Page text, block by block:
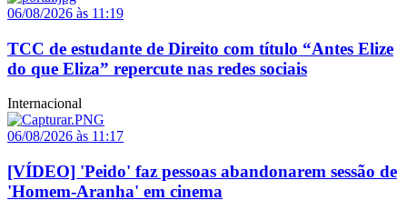
06/08/2026 às 11:19
TCC de estudante de Direito com título “Antes Elize
do que Eliza” repercute nas redes sociais
Internacional
06/08/2026 às 11:17
[VÍDEO] 'Peido' faz pessoas abandonarem sessão de
'Homem-Aranha' em cinema